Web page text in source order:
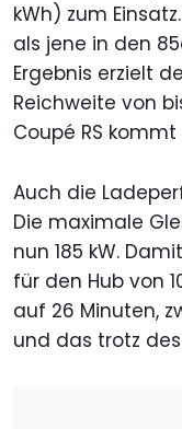
kWh) zum
als jene in den
Ergebnis erzielt
Reichweite von
Coupé RS
Auch die
Die maximale
nun 185 kW.
für den Hub von
auf 26 Minuten,
und das trotz